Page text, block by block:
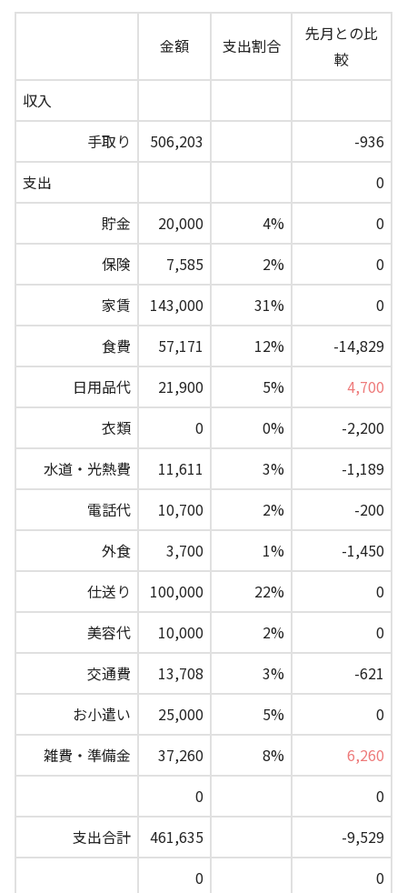
金額 支出割合
先月との比
較
収入
手取り
506,203
-936
支出
0
貯金
20,000 4%
0
保険
7,585 2%
0
家賃
143,000 31%
0
食費
57,171 12%
-14,829
日用品代
21,900 5%
4,700
衣類
0 0%
-2,200
水道・光熱費
11,611 3%
-1,189
電話代
10,700 2%
-200
外食
3,700 1%
-1,450
仕送り
100,000 22%
0
美容代
10,000 2%
0
交通費
13,708 3%
-621
お小遣い
25,000 5%
0
雑費・準備金
37,260 8%
6,260
0
0
支出合計
461,635
-9,529
0
0